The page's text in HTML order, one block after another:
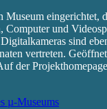
Museum eingerichtet,
Computer und
sind
vertreten.
der
µ-Museums